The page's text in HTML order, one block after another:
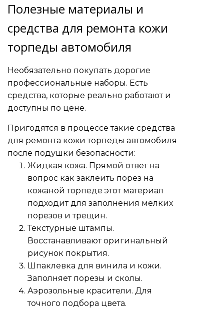
Полезные материалы и
средства для ремонта кожи
торпеды автомобиля
Необязательно покупать дорогие
профессиональные наборы. Есть
средства, которые реально работают и
доступны по цене.
Пригодятся в процессе такие средства
для ремонта кожи торпеды автомобиля
после подушки безопасности:
Жидкая кожа. Прямой ответ на
вопрос как заклеить порез на
кожаной торпеде этот материал
подходит для заполнения мелких
порезов и трещин.
Текстурные штампы.
Восстанавливают оригинальный
рисунок покрытия.
Шпаклевка для винила и кожи.
Заполняет порезы и сколы.
Аэрозольные красители. Для
точного подбора цвета.